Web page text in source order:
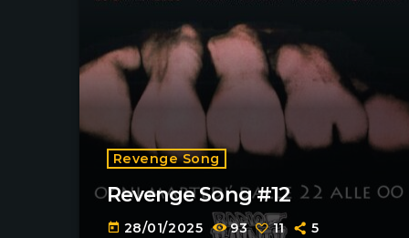
Revenge Song
Revenge Song #12
today 28/01/2025 93 11 5